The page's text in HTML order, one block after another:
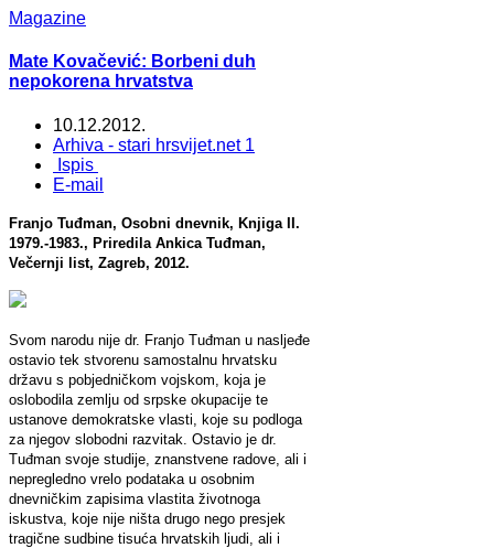
Magazine
Mate Kovačević: Borbeni duh
nepokorena hrvatstva
10.12.2012.
Arhiva - stari hrsvijet.net 1
Ispis
E-mail
Franjo Tuđman, Osobni dnevnik, Knjiga II.
1979.-1983., Priredila Ankica Tuđman,
Večernji list, Zagreb, 2012.
Svom narodu nije dr. Franjo Tuđman u nasljeđe
ostavio tek stvorenu samostalnu hrvatsku
državu s pobjedničkom vojskom, koja je
oslobodila zemlju od srpske okupacije te
ustanove demokratske vlasti, koje su podloga
za njegov slobodni razvitak. Ostavio je dr.
Tuđman svoje studije, znanstvene radove, ali i
nepregledno vrelo podataka u osobnim
dnevničkim zapisima vlastita životnoga
iskustva, koje nije ništa drugo nego presjek
tragične sudbine tisuća hrvatskih ljudi, ali i